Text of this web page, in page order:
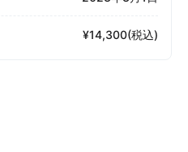
¥14,300(税込)